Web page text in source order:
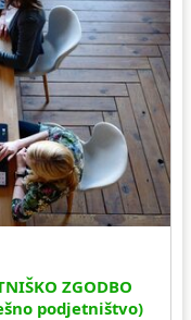
ZGODBO
podjetništvo)